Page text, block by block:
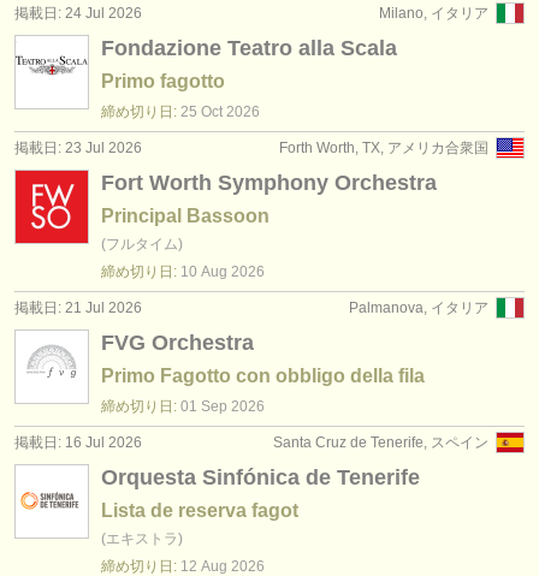
rss feeds
クラシック音楽ニュース
出版社:
掲載方法
find out about ourATS
faq
ログイン
Milano, イタリア
掲載日: 24 Jul 2026
Fondazione Teatro alla Scala
Primo fagotto
締め切り日: 25 Oct 2026
Forth Worth, TX, アメリカ合衆国
掲載日: 23 Jul 2026
Fort Worth Symphony Orchestra
Principal Bassoon
(フルタイム)
締め切り日: 10 Aug 2026
Palmanova, イタリア
掲載日: 21 Jul 2026
FVG Orchestra
Primo Fagotto con obbligo della fila
締め切り日: 01 Sep 2026
Santa Cruz de Tenerife, スペイン
掲載日: 16 Jul 2026
Orquesta Sinfónica de Tenerife
Lista de reserva fagot
(エキストラ)
締め切り日: 12 Aug 2026